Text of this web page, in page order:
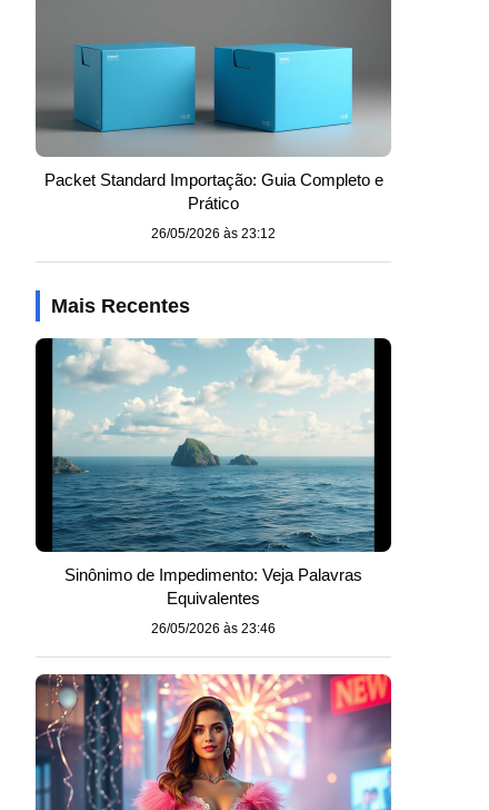
Packet Standard Importação: Guia Completo e
Prático
26/05/2026 às 23:12
Mais Recentes
Sinônimo de Impedimento: Veja Palavras
Equivalentes
26/05/2026 às 23:46